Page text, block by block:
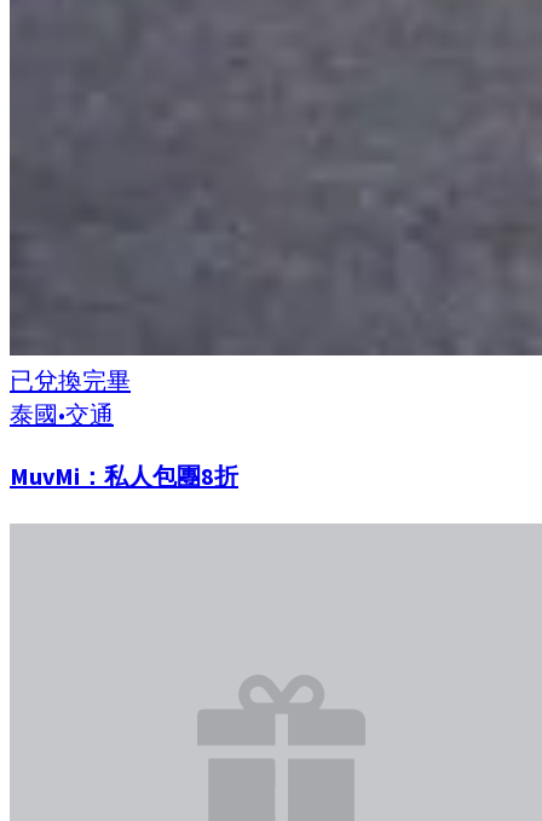
已兌換完畢
泰國•交通
MuvMi：私人包團8折